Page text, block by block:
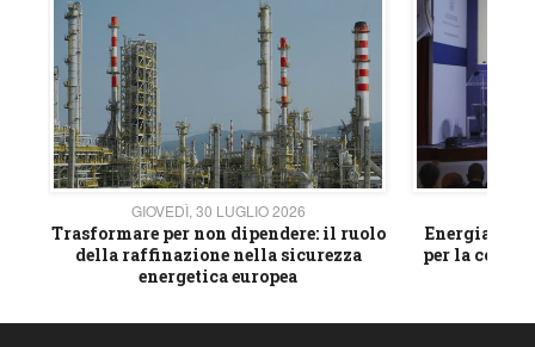
GIOVEDÌ, 30 LUGLIO 2026
Trasformare per non dipendere: il ruolo
della raffinazione nella sicurezza
energetica europea
Energia e
per la